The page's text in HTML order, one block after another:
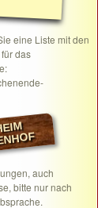
eine Liste mit den
das
auch
bitte nur nach